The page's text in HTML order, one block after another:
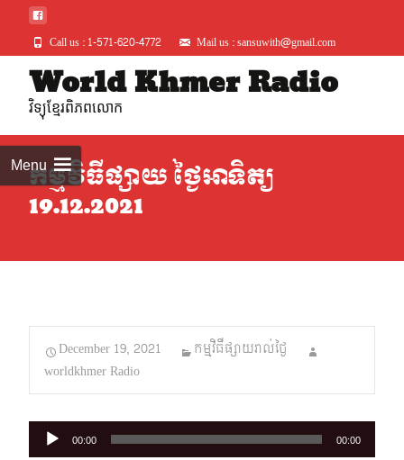
Call us : 1-571-620-4772 Mail us : sansuwith@gmail.com
World Khmer Radio
វិទ្យុខ្មែរពិភពលោក
Menuកម្មវិធីផ្សាយ ថ្ងៃអាទិត្យ
19.12.2021
December 19, 2021
កម្មវិធីផ្សាយរាល់ថ្ងៃ
worldkhmer Radio
Audio
Player
00:00 00:00